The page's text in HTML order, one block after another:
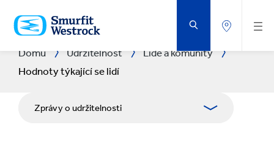
NA
HLAVNÍ
OBSAH
Domů Udržitelnost
Lidé a komunity
Hodnoty týkající se lidí
Zprávy o udržitelnosti